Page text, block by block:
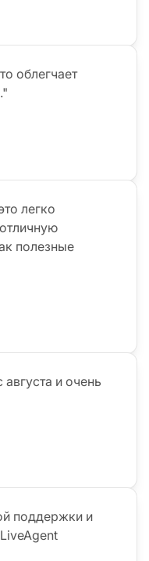
облегчает
легко
полезные
и очень
поддержки и